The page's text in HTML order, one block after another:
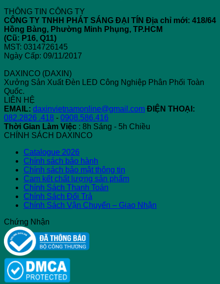
Chiếu
Sáng
Điện
Sử
Dụng
Pickleball
và
Triển
THÔNG TIN CÔNG TY
CÔNG TY TNHH PHÁT SÁNG ĐẠI TÍN Địa chỉ mới: 418/64
Hồng Bàng, Phường Minh Phụng, TP.HCM
(Cũ: P16, Q11)
MST: 0314726145
Ngày Cấp: 09/11/2017
DAXINCO (DAXIN)
Xưởng Sản Xuất Đèn LED Công Nghiệp Phân Phối Toàn
Quốc.
LIÊN HỆ
EMAIL: daxinvietnamonline@gmail.com ĐIỆN THOẠI:
082.2826 .418 - 0908.586.416
Thời Gian Làm Việc : 8h Sáng - 5h Chiều
CHÍNH SÁCH DAXINCO
Catalogue 2026
Chính sách bảo hành
Chính sách bảo mật thông tin
Cam kết chất lượng sản phẩm
Chính Sách Thanh Toán
Chính Sách Đổi Trả
Chính Sách Vận Chuyển – Giao Nhận
Chứng Nhận